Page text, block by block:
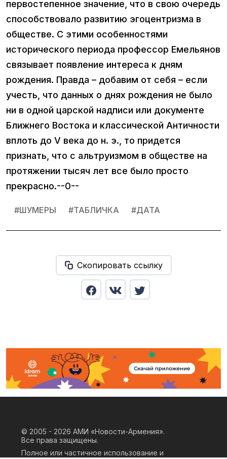
первостепенное значение, что в свою очередь
способствовало развитию эгоцентризма в
обществе. С этими особенностями
исторического периода профессор Емельянов
связывает появление интереса к дням
рождения. Правда – добавим от себя – если
учесть, что данных о днях рождения не было
ни в одной царской надписи или документе
Ближнего Востока и классической Античности
вплоть до V века до н. э., то придется
признать, что с альтруизмом в обществе на
протяжении тысяч лет все было просто
прекрасно.--0--
#ШУМЕРЫ #ТАБЛИЧКА #ДАТА
Скопировать ссылку
© 2005 - 2026 АМИ «Новости-Армения».
Все права защищены.
Полное или частичное использование и